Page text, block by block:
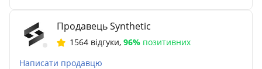
Продавець Synthetic
1564 відгуки, 96% позитивних
Написати продавцю